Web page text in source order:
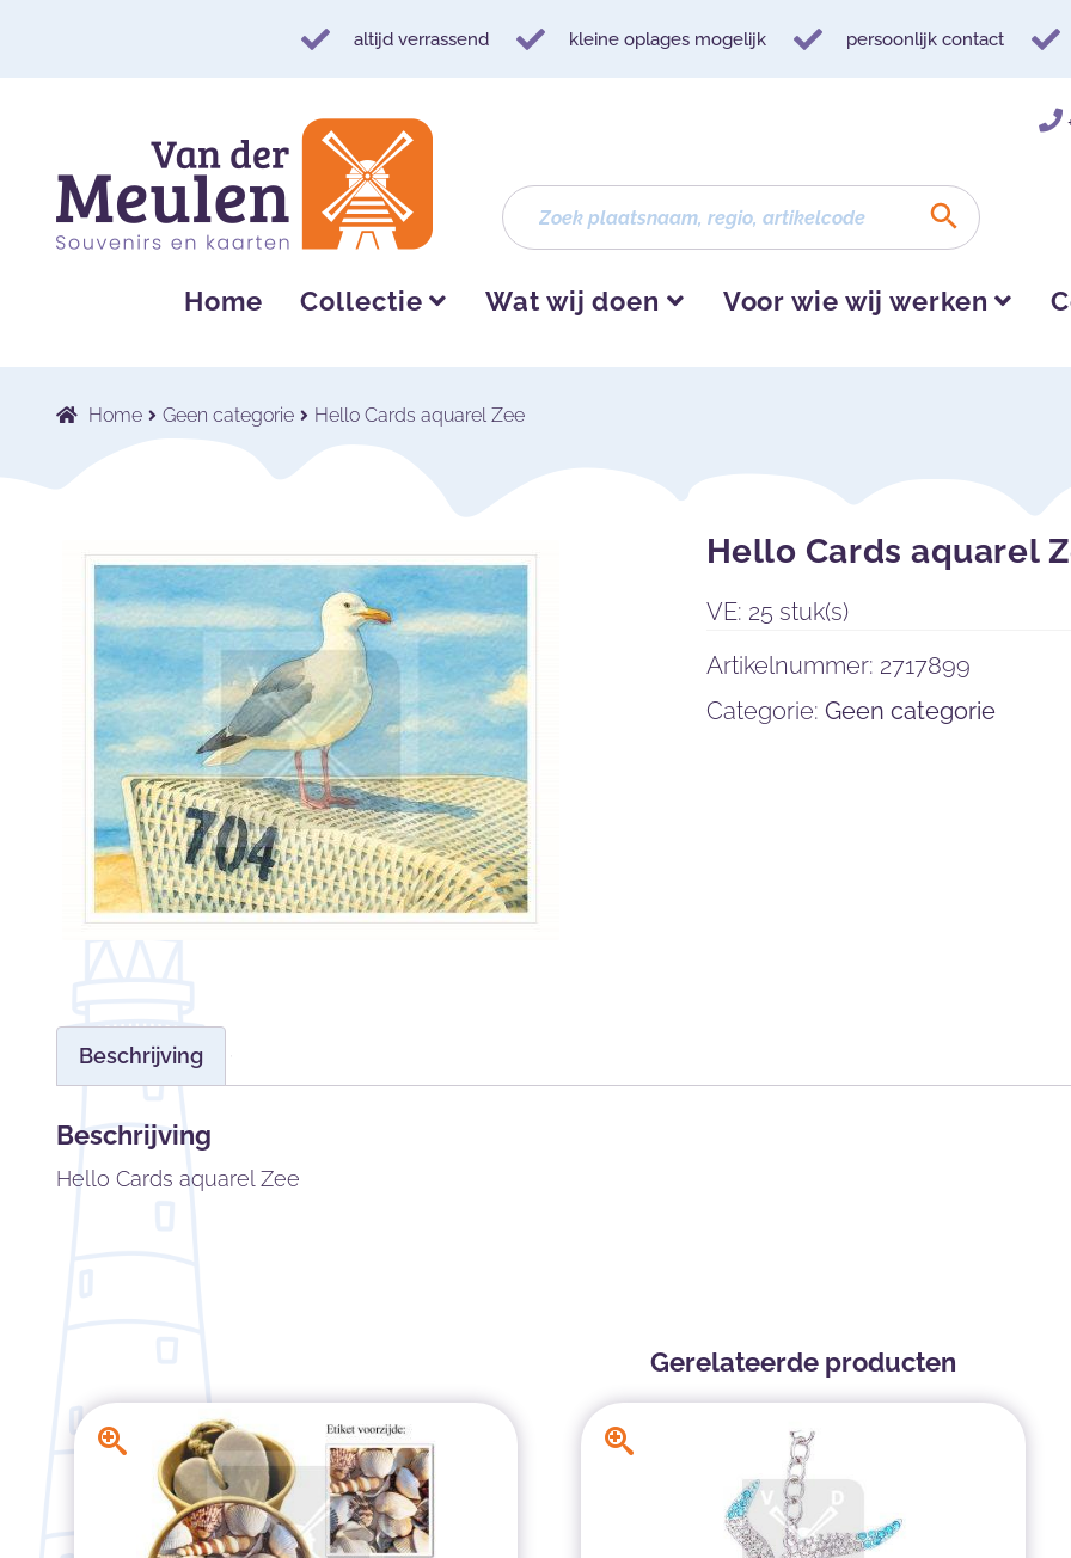
altijd verrassend kleine oplages mogelijk persoonlijk contact
navigatie
inhoud
Home Collectie Wat wij doen Voor wie wij werken
Home Geen categorie Hello Cards aquarel Zee
Hello Cards aquarel
VE: 25 stuk(s)
Artikelnummer: 2717899
Categorie: Geen categorie
Beschrijving
Beschrijving
Hello Cards aquarel Zee
Gerelateerde producten